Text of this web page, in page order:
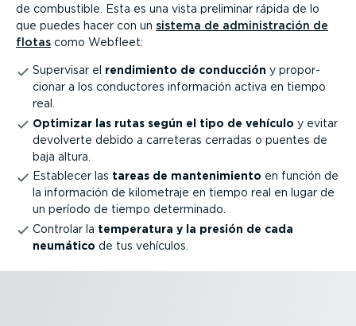
de combustible. Esta es una vista preliminar rápida de lo
que puedes hacer con un sistema de adminis­tración de
flotas como Webfleet:
Supervisar el rendimiento de conducción y propor­
cionar a los conductores información activa en tiempo
real.
Optimizar las rutas según el tipo de vehículo y evitar
devolverte debido a carreteras cerradas o puentes de
baja altura.
Establecer las tareas de mante­ni­miento en función de
la información de kilometraje en tiempo real en lugar de
un período de tiempo determinado.
Controlar la temperatura y la presión de cada
neumático de tus vehículos.